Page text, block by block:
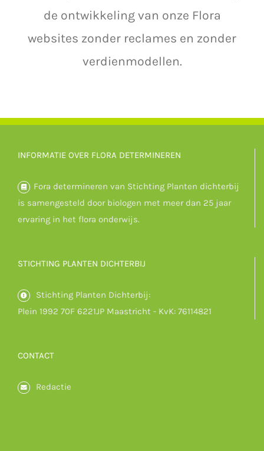
de ontwikkeling van onze Flora
websites zonder reclames en zonder
verdienmodellen.
INFORMATIE OVER FLORA DETERMINEREN
Fora determineren van Stichting Planten dichterbij
is samengesteld door biologen met meer dan 25 jaar
ervaring in het flora onderwijs.
STICHTING PLANTEN DICHTERBIJ
Stichting Planten Dichterbij:
Plein 1992 70F 6221JP Maastricht - KvK: 76114821
CONTACT
Redactie